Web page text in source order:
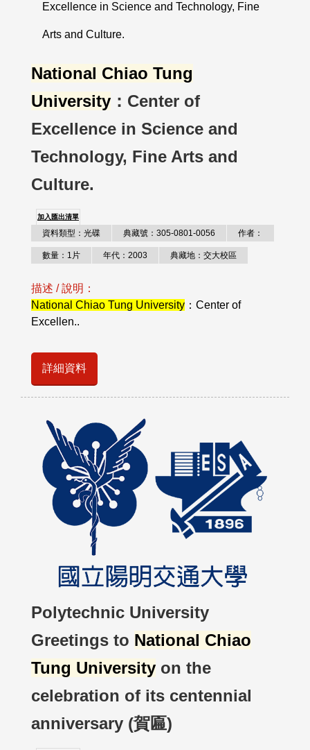
National Chiao Tung
University ：Center of
Excellence in Science and
Technology, Fine Arts and
Culture.
加入匯出清單
資料類型：光碟 典藏號：305-0801-0056 作者：
數量：1片 年代：2003 典藏地：交大校區
描述 / 說明：
National Chiao Tung University ：Center of
Excellen..
詳細資料
Polytechnic University
Greetings to National Chiao
Tung University on the
celebration of its centennial
anniversary (賀匾)